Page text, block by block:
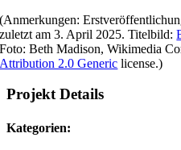
(Anmerkungen:
zuletzt am 3. April 2025. Titelbild:
Foto: Beth Madison, Wikimedia
Attribution 2.0 Generic license.)
Projekt Details
Kategorien: